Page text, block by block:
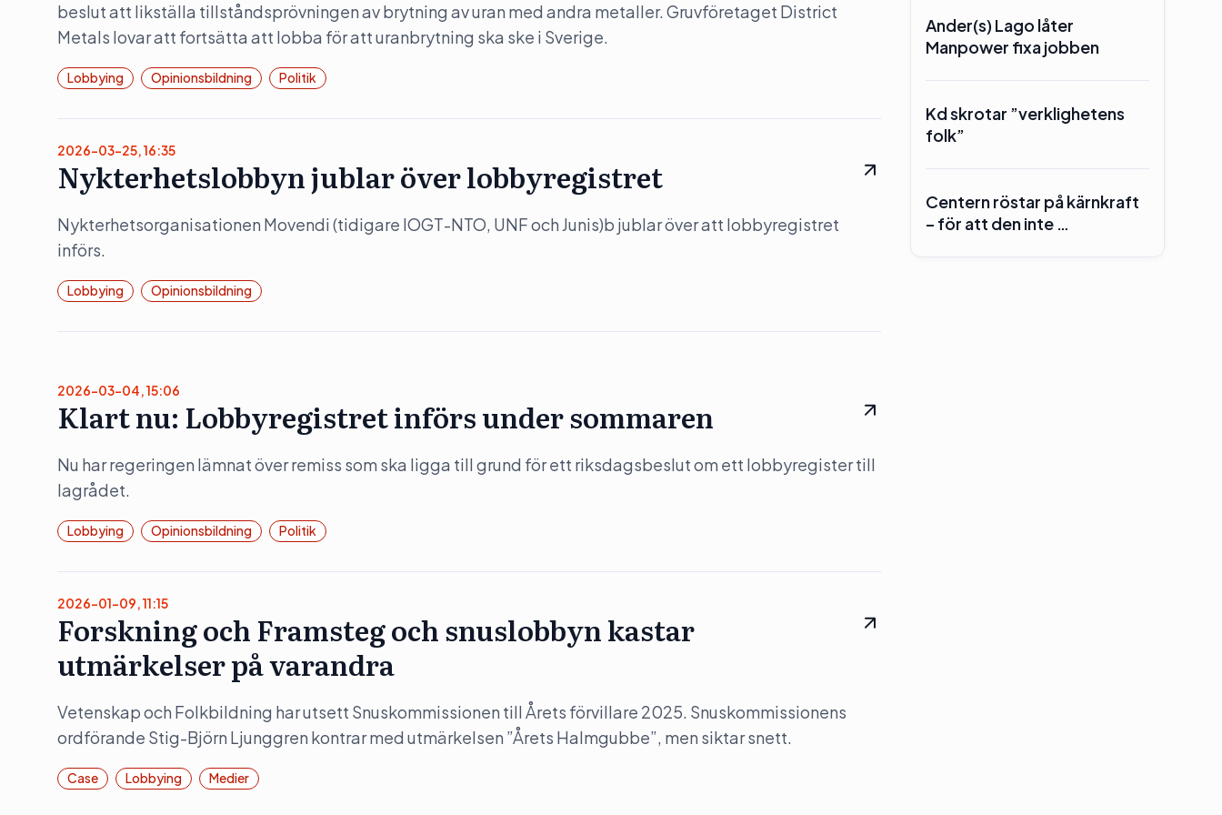
beslut att likställa tillståndsprövningen av brytning av uran med andra metaller. Gruvföretaget District
Metals lovar att fortsätta att lobba för att uranbrytning ska ske i Sverige.
Lobbying Opinionsbildning Politik
2026-03-25, 16:35
Nykterhetslobbyn jublar över lobbyregistret
Nykterhetsorganisationen Movendi (tidigare IOGT-NTO, UNF och Junis)b jublar över att lobbyregistret
införs.
Lobbying Opinionsbildning
2026-03-04, 15:06
Klart nu: Lobbyregistret införs under sommaren
Nu har regeringen lämnat över remiss som ska ligga till grund för ett riksdagsbeslut om ett lobbyregister till
lagrådet.
Lobbying Opinionsbildning Politik
2026-01-09, 11:15
Forskning och Framsteg och snuslobbyn kastar
utmärkelser på varandra
Vetenskap och Folkbildning har utsett Snuskommissionen till Årets förvillare 2025. Snuskommissionens
ordförande Stig-Björn Ljunggren kontrar med utmärkelsen ”Årets Halmgubbe”, men siktar snett.
Case Lobbying Medier
Ander(s) Lago låter
Manpower fixa jobben
Kd skrotar ”verklighetens
folk”
Centern röstar på kärnkraft
– för att den inte …